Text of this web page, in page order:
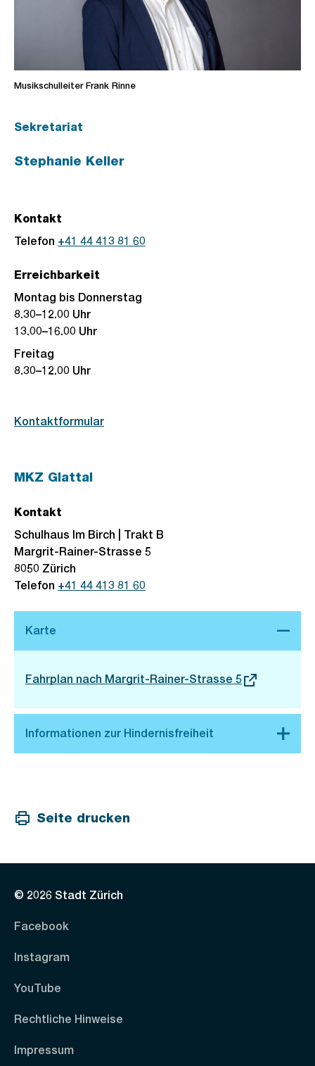
Musikschulleiter Frank Rinne
Sekretariat
Stephanie Keller
Kontakt
Telefon +41 44 413 81 60
Erreichbarkeit
Montag bis Donnerstag
8.30–12.00 Uhr
13.00–16.00 Uhr
Freitag
8.30–12.00 Uhr
Kontaktformular
MKZ Glattal
Stadtplan 3D
Externer
Fahrplan nach Margrit-Rainer-Strasse 5
Kontakt
Schulhaus Im Birch | Trakt B
Margrit-Rainer-Strasse 5
8050 Zürich
Telefon +41 44 413 81 60
Seite drucken
© 2026 Stadt Zürich
Facebook
Instagram
YouTube
Rechtliche Hinweise
Impressum